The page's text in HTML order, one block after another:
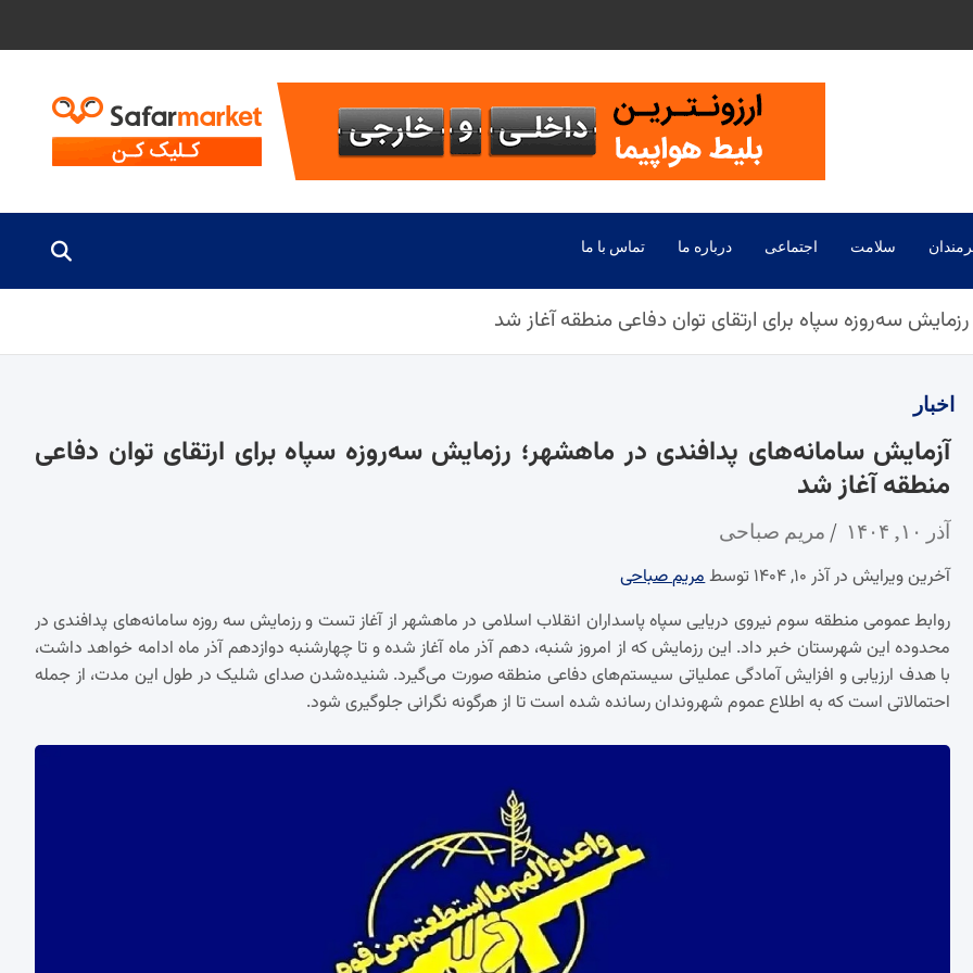
سلامت اجتماعی درباره ما تماس با ما
سه‌روزه سپاه برای ارتقای توان دفاعی منطقه آغاز شد
اخبار
آزمایش سامانه‌های پدافندی در ماهشهر؛ رزمایش سه‌روزه سپاه برای ارتقای توان دفاعی
منطقه آغاز شد
آذر ۱۰, ۱۴۰۴ مریم صباحی
آخرین ویرایش در آذر ۱۰, ۱۴۰۴ توسط
مریم صباحی
روابط عمومی منطقه سوم نیروی دریایی سپاه پاسداران انقلاب اسلامی در ماهشهر از آغاز تست و رزمایش سه روزه سامانه‌های پدافندی در
محدوده این شهرستان خبر داد. این رزمایش که از امروز شنبه، دهم آذر ماه آغاز شده و تا چهارشنبه دوازدهم آذر ماه ادامه خواهد داشت،
با هدف ارزیابی و افزایش آمادگی عملیاتی سیستم‌های دفاعی منطقه صورت می‌گیرد. شنیده‌شدن صدای شلیک در طول این مدت، از جمله
احتمالاتی است که به اطلاع عموم شهروندان رسانده شده است تا از هرگونه نگرانی جلوگیری شود.